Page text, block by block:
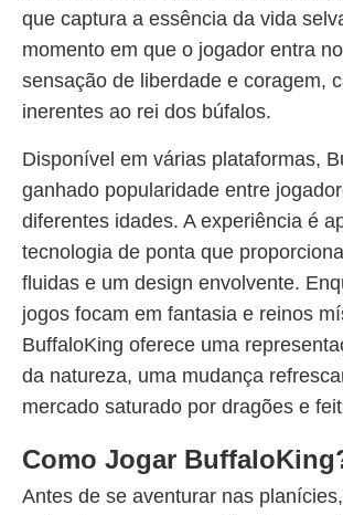
que captura a essência da vida
momento em que o jogador entra
sensação de liberdade e coragem,
inerentes ao rei dos búfalos.
Disponível em várias plataformas,
ganhado popularidade entre
diferentes idades. A experiência é
tecnologia de ponta que
fluidas e um design envolvente.
jogos focam em fantasia e reinos
BuffaloKing oferece uma
da natureza, uma mudança
mercado saturado por dragões e
Como Jogar
Antes de se aventurar nas